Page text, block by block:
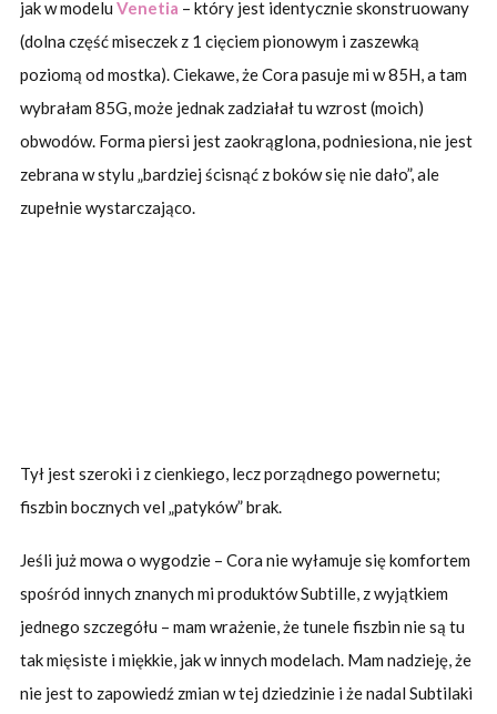
jak w modelu Venetia – który jest identycznie skonstruowany
(dolna część miseczek z 1 cięciem pionowym i zaszewką
poziomą od mostka). Ciekawe, że Cora pasuje mi w 85H, a tam
wybrałam 85G, może jednak zadziałał tu wzrost (moich)
obwodów. Forma piersi jest zaokrąglona, podniesiona, nie jest
zebrana w stylu „bardziej ścisnąć z boków się nie dało”, ale
zupełnie wystarczająco.
Tył jest szeroki i z cienkiego, lecz porządnego powernetu;
fiszbin bocznych vel „patyków” brak.
Jeśli już mowa o wygodzie – Cora nie wyłamuje się komfortem
spośród innych znanych mi produktów Subtille, z wyjątkiem
jednego szczegółu – mam wrażenie, że tunele fiszbin nie są tu
tak mięsiste i miękkie, jak w innych modelach. Mam nadzieję, że
nie jest to zapowiedź zmian w tej dziedzinie i że nadal Subtilaki